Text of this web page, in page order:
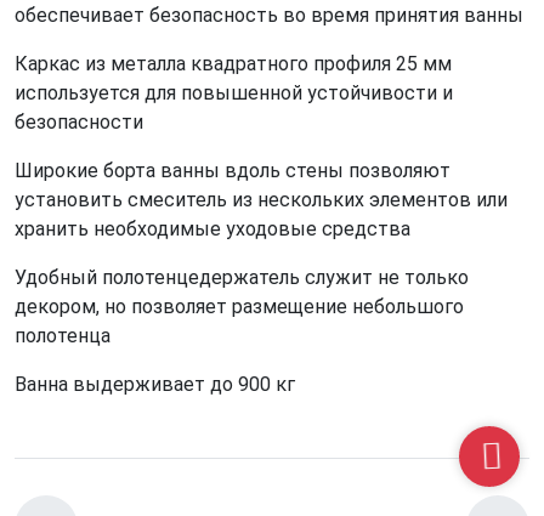
обеспечивает безопасность во время принятия ванны
Каркас из металла квадратного профиля 25 мм
используется для повышенной устойчивости и
безопасности
Широкие борта ванны вдоль стены позволяют
установить смеситель из нескольких элементов или
хранить необходимые уходовые средства
Удобный полотенцедержатель служит не только
декором, но позволяет размещение небольшого
полотенца
Ванна выдерживает до 900 кг